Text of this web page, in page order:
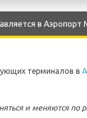
в Аэропорт
терминалов в
и меняются по